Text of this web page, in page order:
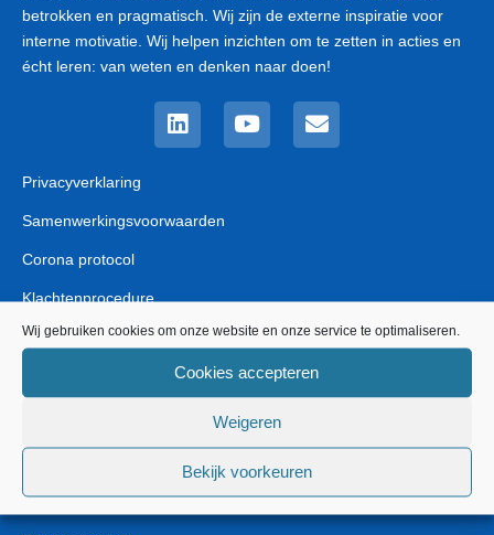
Wij gebruiken cookies om onze website en onze service te optimaliseren.
Cookies accepteren
Weigeren
Bekijk voorkeuren
betrokken en pragmatisch. Wij zijn de externe inspiratie voor
interne motivatie. Wij helpen inzichten om te zetten in acties en
écht leren: van weten en denken naar doen!
LinkedinYoutubeEnvelope
Privacyverklaring
Samenwerkingsvoorwaarden
Corona protocol
Klachtenprocedure
Lezingen & Workshops
De 5 Interactielagen keynote